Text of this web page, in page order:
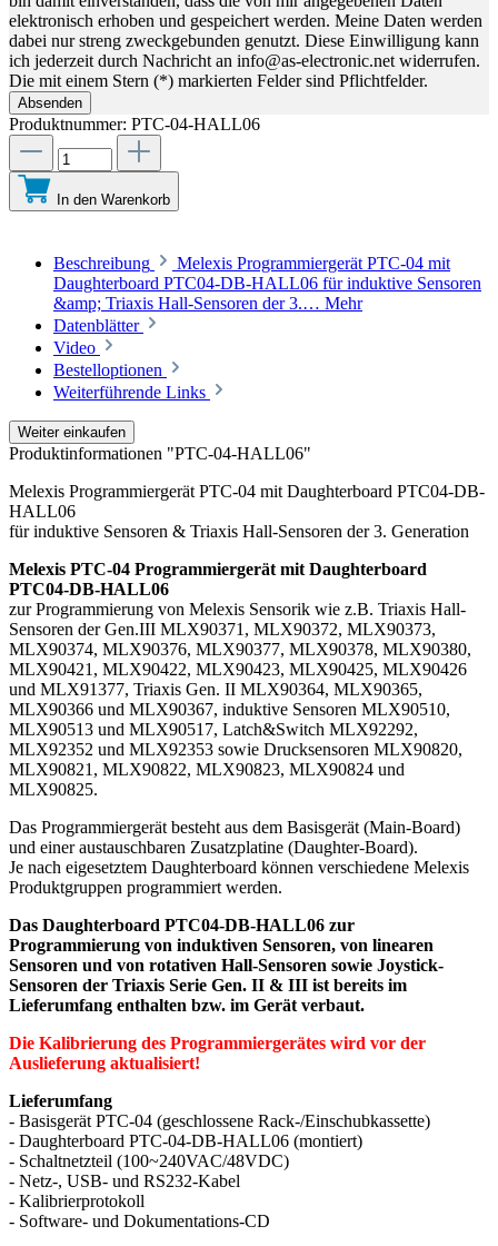
elektronisch erhoben und gespeichert werden. Meine Daten werden
dabei nur streng zweckgebunden genutzt. Diese Einwilligung kann
ich jederzeit durch Nachricht an info@as-electronic.net widerrufen.
Die mit einem Stern (*) markierten Felder sind Pflichtfelder.
Absenden
Produktnummer: PTC-04-HALL06
In den Warenkorb
Beschreibung
Melexis Programmiergerät PTC-04 mit
Daughterboard PTC04-DB-HALL06 für induktive Sensoren
&amp; Triaxis Hall-Sensoren der 3.… Mehr
Datenblätter
Video
Bestelloptionen
Weiterführende Links
Weiter einkaufen
Produktinformationen "PTC-04-HALL06"
Melexis Programmiergerät PTC-04 mit Daughterboard PTC04-DB-
HALL06
für induktive Sensoren & Triaxis Hall-Sensoren der 3. Generation
Melexis PTC-04 Programmiergerät mit Daughterboard
PTC04-DB-HALL06
zur Programmierung von Melexis Sensorik wie z.B. Triaxis Hall-
Sensoren der Gen.III MLX90371, MLX90372, MLX90373,
MLX90374, MLX90376, MLX90377, MLX90378, MLX90380,
MLX90421, MLX90422, MLX90423, MLX90425, MLX90426
und MLX91377, Triaxis Gen. II MLX90364, MLX90365,
MLX90366 und MLX90367, induktive Sensoren MLX90510,
MLX90513 und MLX90517, Latch&Switch MLX92292,
MLX92352 und MLX92353 sowie Drucksensoren MLX90820,
MLX90821, MLX90822, MLX90823, MLX90824 und
MLX90825.
Das Programmiergerät besteht aus dem Basisgerät (Main-Board)
und einer austauschbaren Zusatzplatine (Daughter-Board).
Je nach eigesetztem Daughterboard können verschiedene Melexis
Produktgruppen programmiert werden.
Das Daughterboard PTC04-DB-HALL06 zur
Programmierung von induktiven Sensoren, von linearen
Sensoren und von rotativen Hall-Sensoren sowie Joystick-
Sensoren der Triaxis Serie Gen. II & III ist bereits im
Lieferumfang enthalten bzw. im Gerät verbaut.
Die Kalibrierung des Programmiergerätes wird vor der
Auslieferung aktualisiert!
Lieferumfang
- Basisgerät PTC-04 (geschlossene Rack-/Einschubkassette)
- Daughterboard PTC-04-DB-HALL06 (montiert)
- Schaltnetzteil (100~240VAC/48VDC)
- Netz-, USB- und RS232-Kabel
- Kalibrierprotokoll
- Software- und Dokumentations-CD